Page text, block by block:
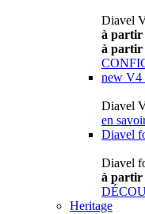
Diavel
à partir
à partir
new V4
Diavel
en
Diavel
Diavel
à partir
Heritage